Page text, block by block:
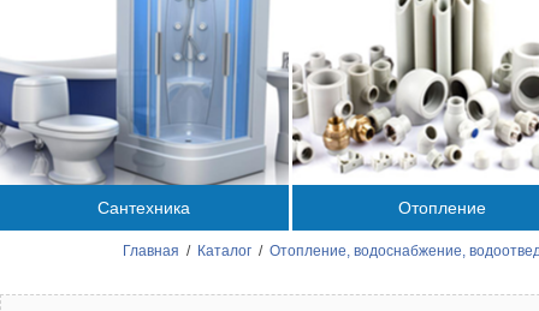
Сантехника Отопление
Главная / Каталог / Отопление, водоснабжение,